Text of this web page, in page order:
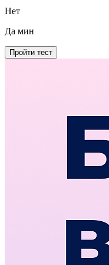
Нет
Да мин
Пройти тест